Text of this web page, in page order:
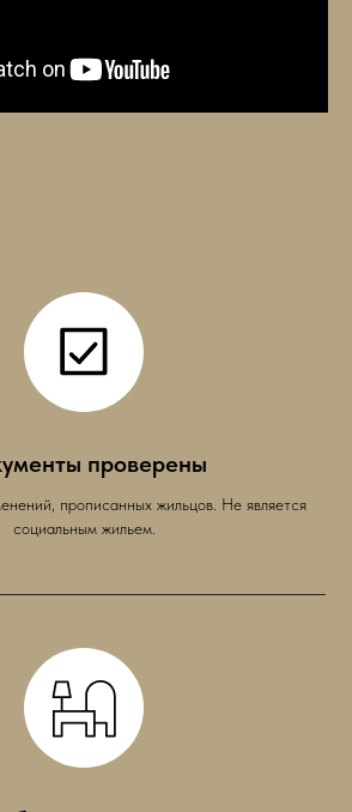
проверены
прописанных жильцов. Не является
социальным жильем.